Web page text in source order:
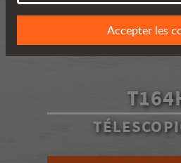
Accepter les